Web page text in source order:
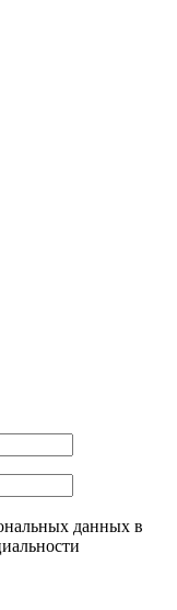
данных в